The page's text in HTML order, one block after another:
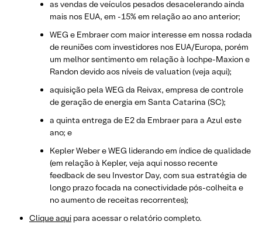
as vendas de veículos pesados desacelerando ainda
mais nos EUA, em -15% em relação ao ano anterior;
WEG e Embraer com maior interesse em nossa rodada
de reuniões com investidores nos EUA/Europa, porém
um melhor sentimento em relação à Iochpe-Maxion e
Randon devido aos níveis de valuation (veja aqui);
aquisição pela WEG da Reivax, empresa de controle
de geração de energia em Santa Catarina (SC);
a quinta entrega de E2 da Embraer para a Azul este
ano; e
Kepler Weber e WEG liderando em índice de qualidade
(em relação à Kepler, veja aqui nosso recente
feedback de seu Investor Day, com sua estratégia de
longo prazo focada na conectividade pós-colheita e
no aumento de receitas recorrentes);
​Clique aqui para acessar o relatório completo.